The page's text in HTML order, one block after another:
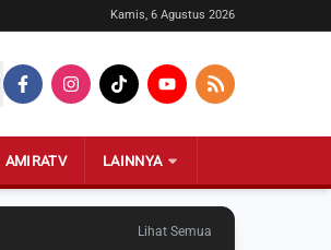
Kamis, 6 Agustus 2026
AMIRATV LAINNYA
Lihat Semua